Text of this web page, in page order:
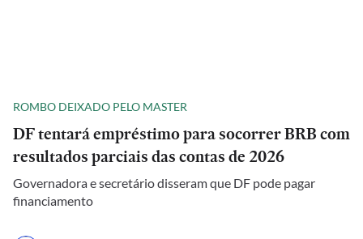
ROMBO DEIXADO PELO MASTER
DF tentará empréstimo para socorrer BRB com
resultados parciais das contas de 2026
Governadora e secretário disseram que DF pode pagar
financiamento